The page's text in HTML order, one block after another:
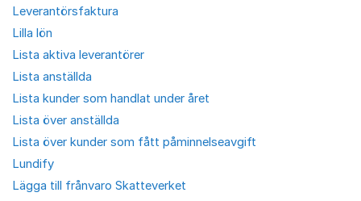
Leverantörsfaktura
Lilla lön
Lista aktiva leverantörer
Lista anställda
Lista kunder som handlat under året
Lista över anställda
Lista över kunder som fått påminnelseavgift
Lundify
Lägga till frånvaro Skatteverket